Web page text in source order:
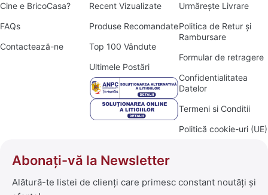
Cine e BricoCasa?
FAQs
Contactează-ne
Recent Vizualizate
Produse Recomandate
Top 100 Vândute
Ultimele Postări
Urmărește Livrare
Politica de Retur și
Rambursare
Formular de retragere
Confidentialitatea
Datelor
Termeni si Conditii
Politică cookie-uri (UE)
Abonați-vă la Newsletter
Alătură-te listei de clienți care primesc constant noutăți și